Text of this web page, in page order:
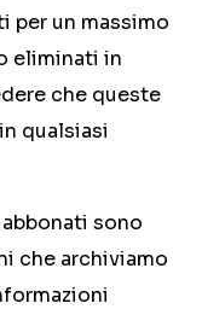
per un massimo
eliminati in
che queste
qualsiasi
sono
che archiviamo